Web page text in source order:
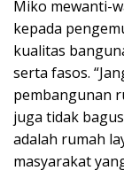
Miko mewanti-
kepada
kualitas
serta fasos.
pembangunan
juga tidak
adalah rumah
masyarakat